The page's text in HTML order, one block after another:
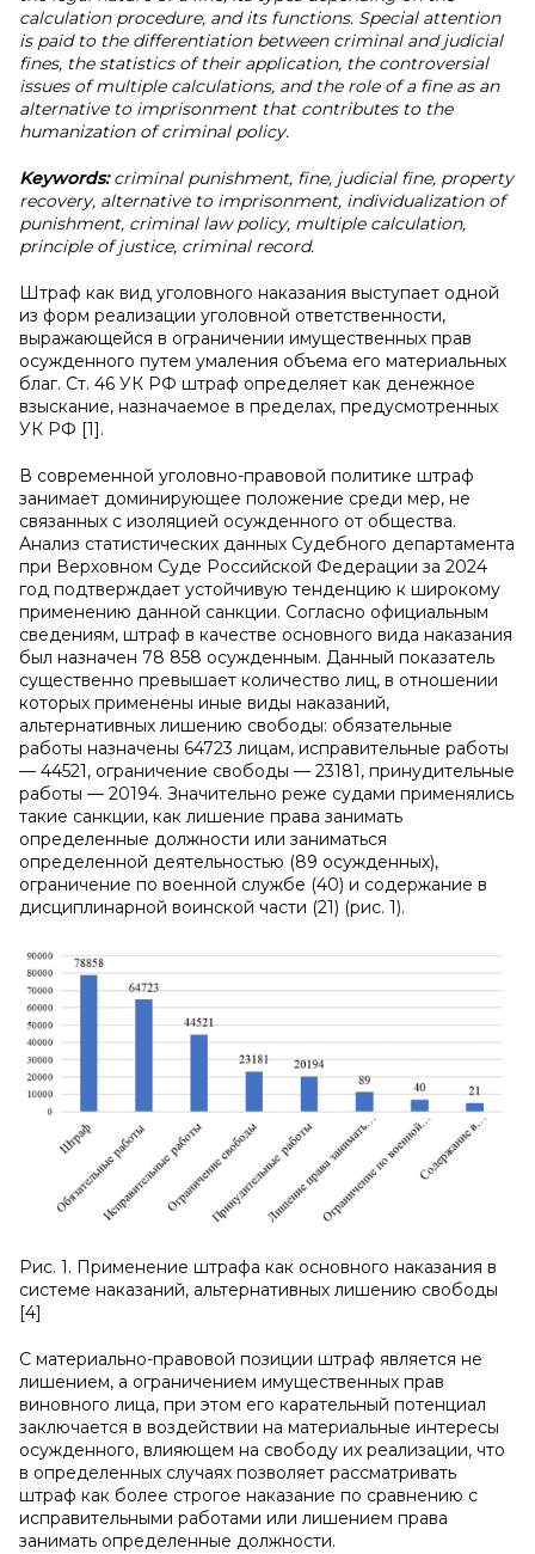
calculation procedure, and its functions. Special attention
is paid to the differentiation between criminal and judicial
fines, the statistics of their application, the controversial
issues of multiple calculations, and the role of a fine as an
alternative to imprisonment that contributes to the
humanization of criminal policy.
Keywords:criminal punishment, fine, judicial fine, property
recovery, alternative to imprisonment, individualization of
punishment, criminal law policy, multiple calculation,
principle of justice, criminal record.
Штраф как вид уголовного наказания выступает одной
из форм реализации уголовной ответственности,
выражающейся в ограничении имущественных прав
осужденного путем умаления объема его материальных
благ. Ст. 46 УК РФ штраф определяет как денежное
взыскание, назначаемое в пределах, предусмотренных
УК РФ [1].
В современной уголовно-правовой политике штраф
занимает доминирующее положение среди мер, не
связанных с изоляцией осужденного от общества.
Анализ статистических данных Судебного департамента
при Верховном Суде Российской Федерации за 2024
год подтверждает устойчивую тенденцию к широкому
применению данной санкции. Согласно официальным
сведениям, штраф в качестве основного вида наказания
был назначен 78 858 осужденным. Данный показатель
существенно превышает количество лиц, в отношении
которых применены иные виды наказаний,
альтернативных лишению свободы: обязательные
работы назначены 64723 лицам, исправительные работы
— 44521, ограничение свободы — 23181, принудительные
работы — 20194. Значительно реже судами применялись
такие санкции, как лишение права занимать
определенные должности или заниматься
определенной деятельностью (89 осужденных),
ограничение по военной службе (40) и содержание в
дисциплинарной воинской части (21) (рис. 1).
Рис. 1. Применение штрафа как основного наказания в
системе наказаний, альтернативных лишению свободы
[4]
С материально-правовой позиции штраф является не
лишением, а ограничением имущественных прав
виновного лица, при этом его карательный потенциал
заключается в воздействии на материальные интересы
осужденного, влияющем на свободу их реализации, что
в определенных случаях позволяет рассматривать
штраф как более строгое наказание по сравнению с
исправительными работами или лишением права
занимать определенные должности.